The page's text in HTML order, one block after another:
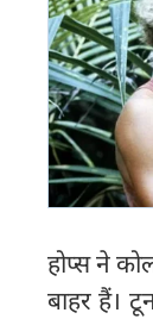
होप्स ने
बाहर हैं।